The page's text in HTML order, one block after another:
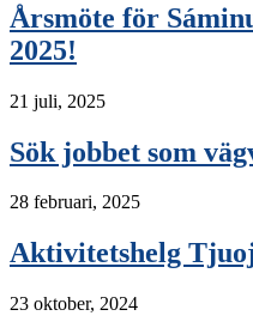
Årsmöte för
2025!
21 juli, 2025
Sök jobbet som
28 februari, 2025
Aktivitetshelg
23 oktober, 2024